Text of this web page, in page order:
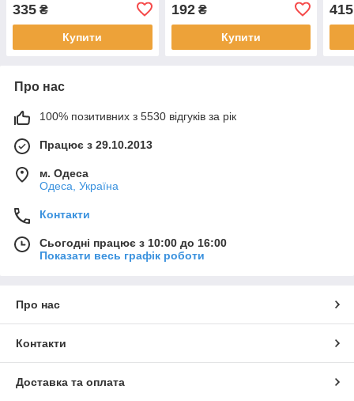
335 ₴
Купити
192₴
Купити
415
Про нас
100% позитивних з 5530 відгуків за рік
Працює з 29.10.2013
м. Одеса
Одеса, Україна
Контакти
Сьогодні працює з 10:00 до 16:00
Показати весь графік роботи
Про нас
Контакти
Доставка та оплата